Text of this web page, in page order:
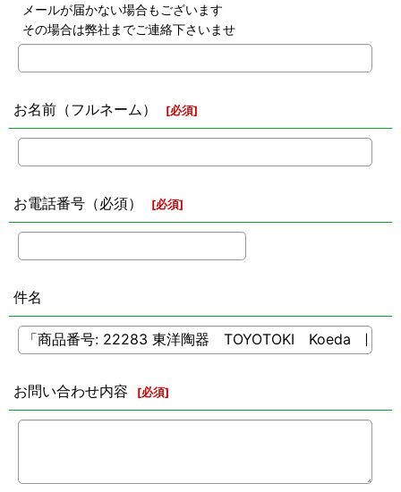
メールが届かない場合もございます
その場合は弊社までご連絡下さいませ
お名前（フルネーム） [必須]
お電話番号（必須） [必須]
件名
お問い合わせ内容 [必須]